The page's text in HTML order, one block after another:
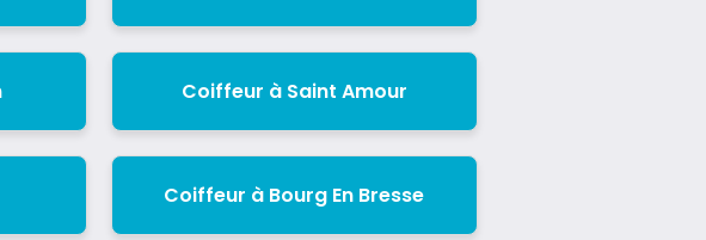
Coiffeur à Saint Amour
Coiffeur à Bourg En Bresse